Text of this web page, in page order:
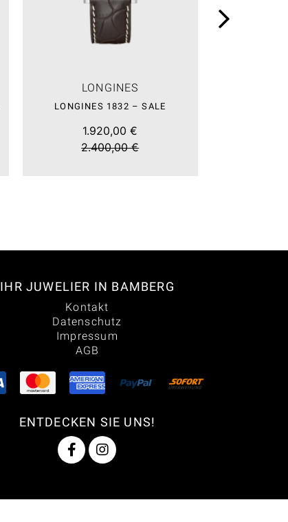
LONGINES
LONGINES 1832 – SALE
1.920,00 €
2.400,00 €
IHR JUWELIER IN BAMBERG
Kontakt
Datenschutz
Impressum
AGB
ENTDECKEN SIE UNS!